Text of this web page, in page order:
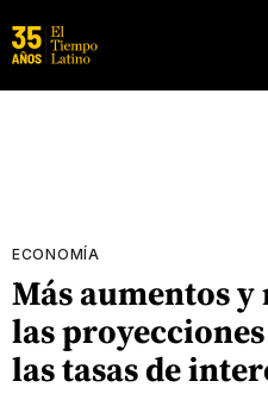
ECONOMÍA
Más aumentos y
las
las tasas de